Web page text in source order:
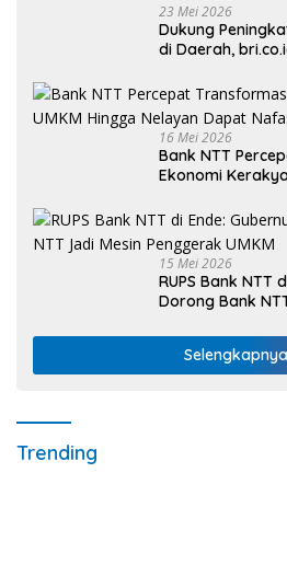
23 Mei 2026
Dukung
di Daerah,
Weetebula
16 Mei 2026
Bank NTT
Ekonomi
15 Mei 2026
RUPS Bank NTT
Dorong Bank
Selengkapnya
Trending